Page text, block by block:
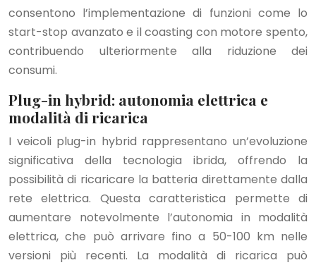
consentono l’implementazione di funzioni come lo
start-stop avanzato e il coasting con motore spento,
contribuendo ulteriormente alla riduzione dei
consumi.
Plug-in hybrid: autonomia elettrica e
modalità di ricarica
I veicoli plug-in hybrid rappresentano un’evoluzione
significativa della tecnologia ibrida, offrendo la
possibilità di ricaricare la batteria direttamente dalla
rete elettrica. Questa caratteristica permette di
aumentare notevolmente l’autonomia in modalità
elettrica, che può arrivare fino a 50-100 km nelle
versioni più recenti. La modalità di ricarica può